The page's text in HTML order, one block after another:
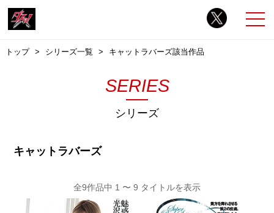
トップ シリーズ一覧 キャットラバーズ該当作品
SERIES
シリーズ
キャットラバーズ
全9作品中 1 〜 9 タイトルを表示